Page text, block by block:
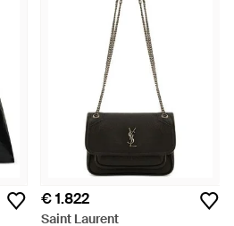
€ 1.822
Saint Laurent